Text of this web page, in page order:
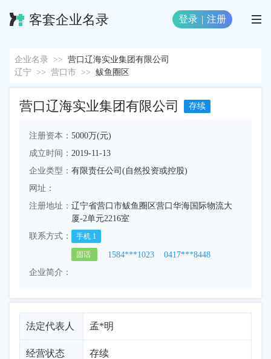
客套企业名录 登录 | 注册
企业名录 >> 营口辽海实业集团有限公司
辽宁
>> 营口市 >> 鲅鱼圈区
营口辽海实业集团有限公司 存续
注册资本： 5000万(元)
成立时间： 2019-11-13
企业类型： 有限责任公司(自然投资或控股)
网址：
注册地址： 辽宁省营口市鲅鱼圈区营口华海国际物流大
厦-2单元2216室
联系方式：
手机 1
固话 1584***1023
0417***8448
企业简介：
法定代表人 孟*明
经营状态 存续